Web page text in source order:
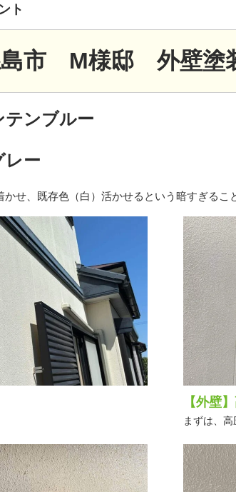
ト
島市 M様邸 外壁塗
テンブルー
レー
かせ、既存色（白）活かせるという暗すぎる
【外壁
まずは、